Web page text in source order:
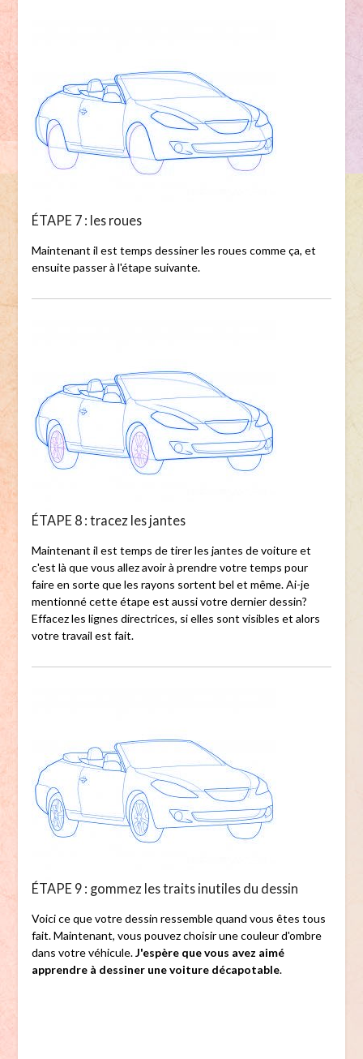
ÉTAPE 7 : les roues
Maintenant il est temps dessiner les roues comme ça, et
ensuite passer à l'étape suivante.
ÉTAPE 8 : tracez les jantes
Maintenant il est temps de tirer les jantes de voiture et
c'est là que vous allez avoir à prendre votre temps pour
faire en sorte que les rayons sortent bel et même. Ai-je
mentionné cette étape est aussi votre dernier dessin?
Effacez les lignes directrices, si elles sont visibles et alors
votre travail est fait.
ÉTAPE 9 : gommez les traits inutiles du dessin
Voici ce que votre dessin ressemble quand vous êtes tous
fait. Maintenant, vous pouvez choisir une couleur d'ombre
dans votre véhicule.J'espère que vous avez aimé
apprendre à dessiner une voiture décapotable.